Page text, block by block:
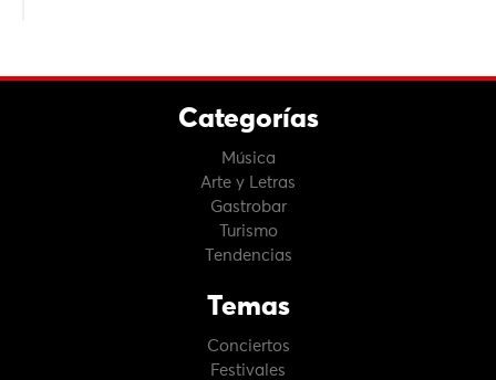
Categorías
Música
Arte y Letras
Gastrobar
Turismo
Tendencias
Temas
Conciertos
Festivales